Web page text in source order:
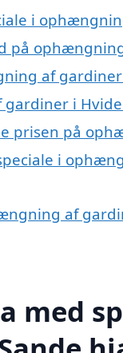
i
på
af
i Hvide
prisen på
i
af
med